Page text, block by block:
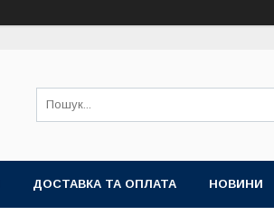
ДОСТАВКА ТА ОПЛАТА НОВИНИ